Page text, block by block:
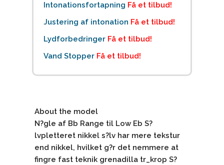
Intonationsfortapning Få et tilbud!
Justering af intonation Få et tilbud!
Lydforbedringer Få et tilbud!
Vand Stopper Få et tilbud!
About the model
N?gle af Bb Range til Low Eb S?
lvpletteret nikkel s?lv har mere tekstur
end nikkel, hvilket g?r det nemmere at
fingre fast teknik grenadilla tr_krop S?